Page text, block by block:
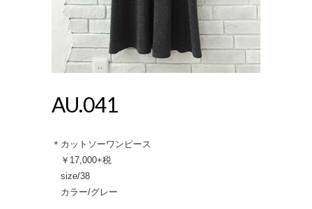
AU.041
＊カットソーワンピース
￥17,000+税
size/38
カラー/グレー